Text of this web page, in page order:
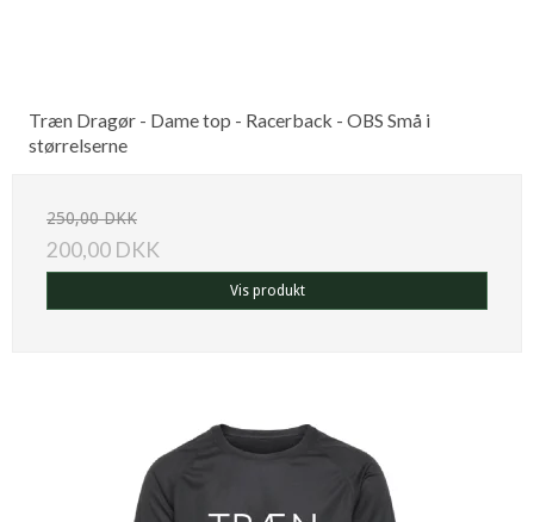
Træn Dragør - Dame top - Racerback - OBS Små i
størrelserne
250,00 DKK
200,00 DKK
Vis produkt